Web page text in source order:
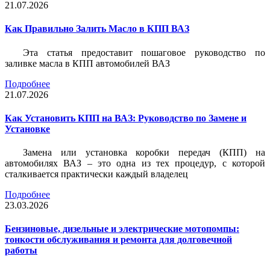
21.07.2026
Как Правильно Залить Масло в КПП ВАЗ
Эта статья предоставит пошаговое руководство по
заливке масла в КПП автомобилей ВАЗ
Подробнее
21.07.2026
Как Установить КПП на ВАЗ: Руководство по Замене и
Установке
Замена или установка коробки передач (КПП) на
автомобилях ВАЗ – это одна из тех процедур, с которой
сталкивается практически каждый владелец
Подробнее
23.03.2026
Бензиновые, дизельные и электрические мотопомпы:
тонкости обслуживания и ремонта для долговечной
работы